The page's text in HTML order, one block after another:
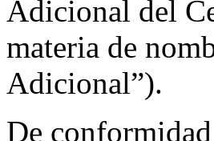
Adicional del
materia de
Adicional”).
De